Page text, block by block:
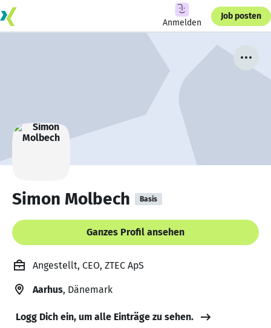
Anmelden
Job posten
Simon Molbech Basis
Ganzes Profil ansehen
Angestellt, CEO, ZTEC ApS
Aarhus, Dänemark
Logg Dich ein, um alle Einträge zu sehen.